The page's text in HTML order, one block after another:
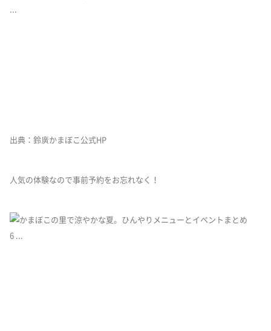
出典：鈴廣かまぼこ公式HP
人気の体験なので事前予約をお忘れなく！